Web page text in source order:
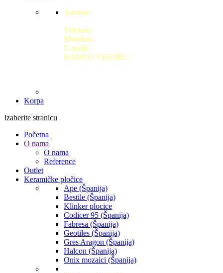
Adresa:
Telefon:
Mobilni:
E-mail:
RADNO VREME:
Korpa
Izaberite stranicu
Početna
O nama
O nama
Reference
Outlet
Keramičke pločice
Ape (Španija)
Bestile (Španija)
Klinker plocice
Codicer 95 (Španija)
Fabresa (Španija)
Geotiles (Španija)
Gres Aragon (Španija)
Halcon (Španija)
Onix mozaici (Španija)